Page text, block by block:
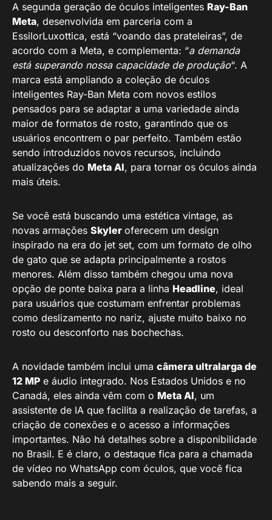
A segunda geração de óculos inteligentes Ray-Ban
Meta, desenvolvida em parceria com a
EssilorLuxottica, está “voando das prateleiras”, de
acordo com a Meta, e complementa: “a demanda
está superando nossa capacidade de produção“. A
marca está ampliando a coleção de óculos
inteligentes Ray-Ban Meta com novos estilos
pensados para se adaptar a uma variedade ainda
maior de formatos de rosto, garantindo que os
usuários encontrem o par perfeito. Também estão
sendo introduzidos novos recursos, incluindo
atualizações do Meta AI, para tornar os óculos ainda
mais úteis.
Se você está buscando uma estética vintage, as
novas armações Skyler oferecem um design
inspirado na era do jet set, com um formato de olho
de gato que se adapta principalmente a rostos
menores. Além disso também chegou uma nova
opção de ponte baixa para a linha Headline, ideal
para usuários que costumam enfrentar problemas
como deslizamento no nariz, ajuste muito baixo no
rosto ou desconforto nas bochechas.
A novidade também inclui uma câmera ultralarga de
12 MP e áudio integrado. Nos Estados Unidos e no
Canadá, eles ainda vêm com o Meta AI, um
assistente de IA que facilita a realização de tarefas, a
criação de conexões e o acesso a informações
importantes. Não há detalhes sobre a disponibilidade
no Brasil. E é claro, o destaque fica para a chamada
de vídeo no WhatsApp com óculos, que você fica
sabendo mais a seguir.